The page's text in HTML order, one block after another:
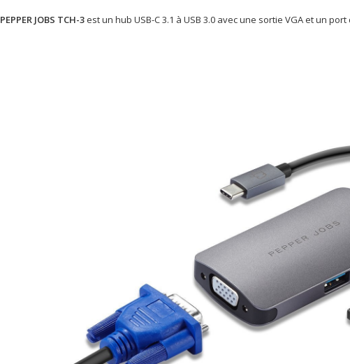
PEPPER JOBS TCH-3est un hub USB-C 3.1 à USB 3.0 avec une sortie VGA et un port